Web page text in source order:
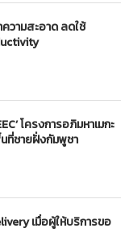
วามสะอาด ลดใช้
โครงการอภิมหาเมกะ
ที่ชายฝั่งกัมพูชา
เมื่อผู้ให้บริการขอ